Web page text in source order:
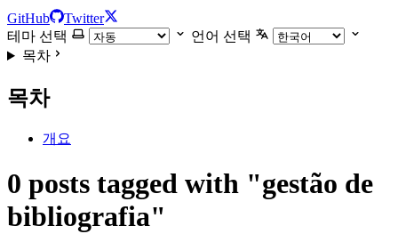
GitHub
Twitter
테마 선택
언어 선택
목차
목차
개요
0 posts tagged with "gestão de
bibliografia"